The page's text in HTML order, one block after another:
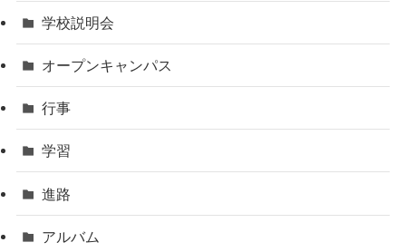
学校説明会
オープンキャンパス
行事
学習
進路
アルバム